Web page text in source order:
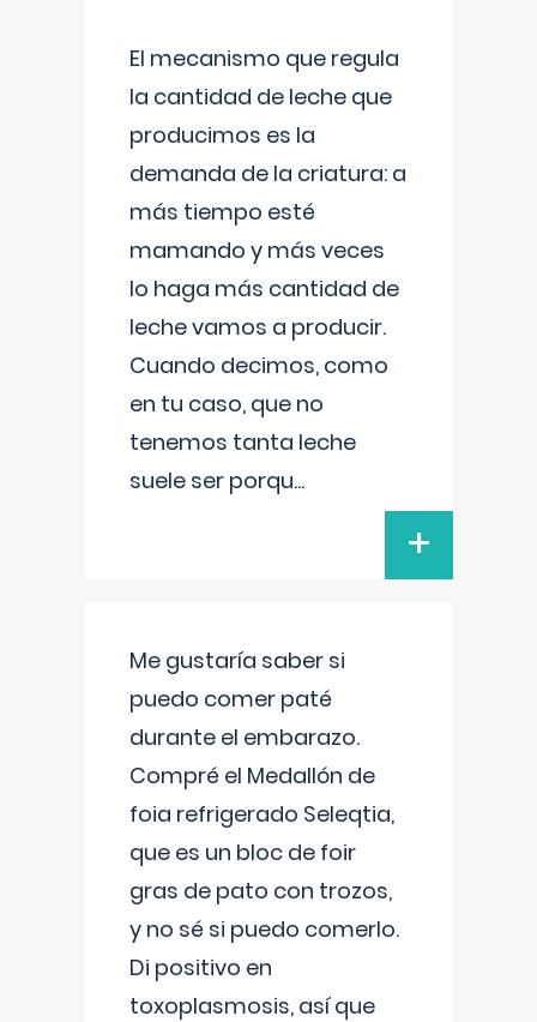
El mecanismo que regula
la cantidad de leche que
producimos es la
demanda de la criatura: a
más tiempo esté
mamando y más veces
lo haga más cantidad de
leche vamos a producir.
Cuando decimos, como
en tu caso, que no
tenemos tanta leche
suele ser porqu...
+
Me gustaría saber si
puedo comer paté
durante el embarazo.
Compré el Medallón de
foia refrigerado Seleqtia,
que es un bloc de foir
gras de pato con trozos,
y no sé si puedo comerlo.
Di positivo en
toxoplasmosis, así que